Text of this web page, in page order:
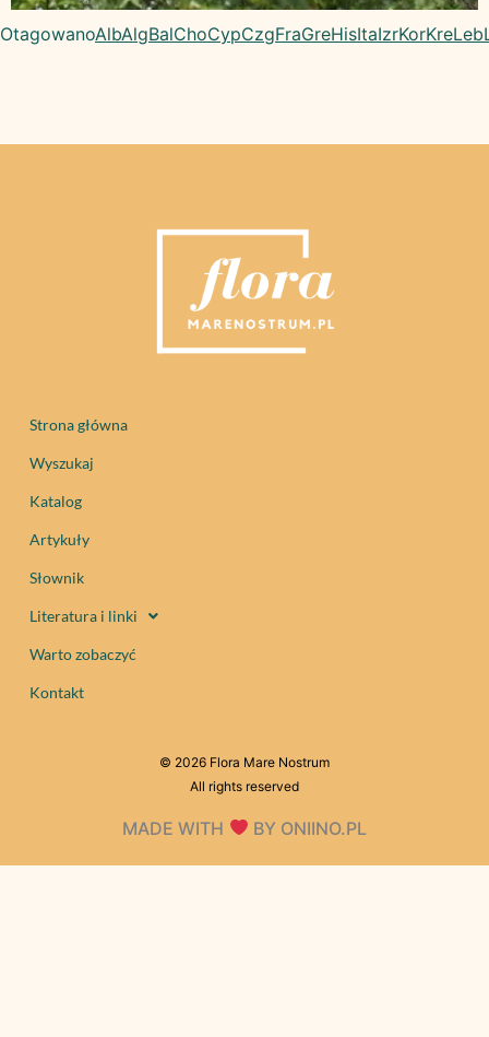
OtagowanoAlbAlgBalChoCypCzgFraGreHisItaIzrKorKreLeb
Strona główna
Wyszukaj
Katalog
Artykuły
Słownik
Literatura i linki
Warto zobaczyć
Kontakt
© 2026 Flora Mare Nostrum
All rights reserved
MADE WITH BY ONIINO.PL